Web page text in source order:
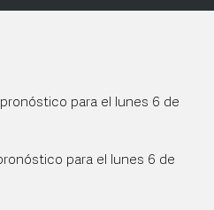
para el lunes 6 de
para el lunes 6 de